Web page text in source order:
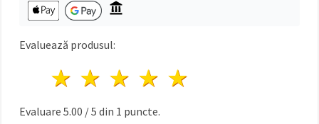
Evaluează produsul:
4 stele
3 stele
2 stele
1 stea
Evaluare 5.00 /5 din 1 puncte.